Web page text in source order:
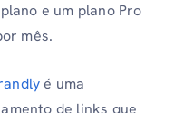
e um plano Pro
mês.
é uma
de links que